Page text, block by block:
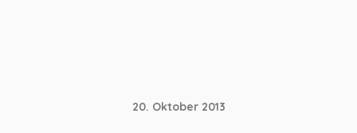
20. Oktober 2013